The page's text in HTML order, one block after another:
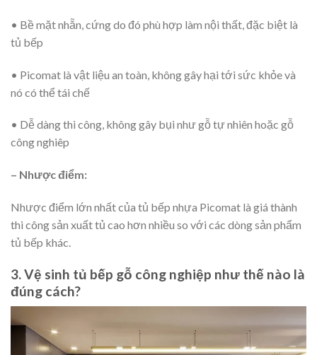
• Bề mặt nhẵn, cứng do đó phù hợp làm nội thất, đặc biệt là
tủ bếp
• Picomat là vật liệu an toàn, không gây hại tới sức khỏe và
nó có thể tái chế
• Dễ dàng thi công, không gây bụi như gỗ tự nhiên hoặc gỗ
công nghiêp
– Nhược điểm:
Nhược điểm lớn nhất của tủ bếp nhựa Picomat là giá thành
thi công sản xuất tủ cao hơn nhiều so với các dòng sản phẩm
tủ bếp khác.
3. Vệ sinh tủ bếp gỗ công nghiệp như thế nào là
đúng cách?